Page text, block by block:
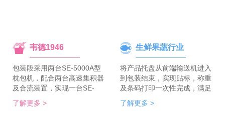
韦德1946
包装段采用两台SE-5000A型
枕包机，配合两台高速集积器
及合流装置，实现一台SE-
5700A-BX枕包机完成整线的
集合包包装，分道装置完成生
了解更多 >
生鲜果蔬行业
将产品托盘从前端输送机进入
到包装结束，实现贴标，称重
及条码打印一次性完成，满足
客户包装效率120个/min的包
装需求。 多种物品包装的兼
了解更多 >